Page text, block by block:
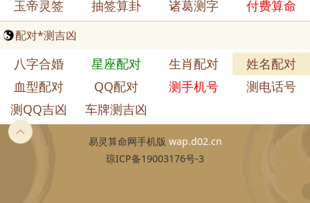
玉帝灵签
抽签算卦 诸葛测字 付费算命
配对*测吉凶
八字合婚 星座配对 生肖配对
姓名配对
血型配对
QQ配对 测手机号
测电话号
测QQ吉凶
车牌测吉凶
易灵算命网手机版 wap.d02.cn
琼ICP备19003176号-3